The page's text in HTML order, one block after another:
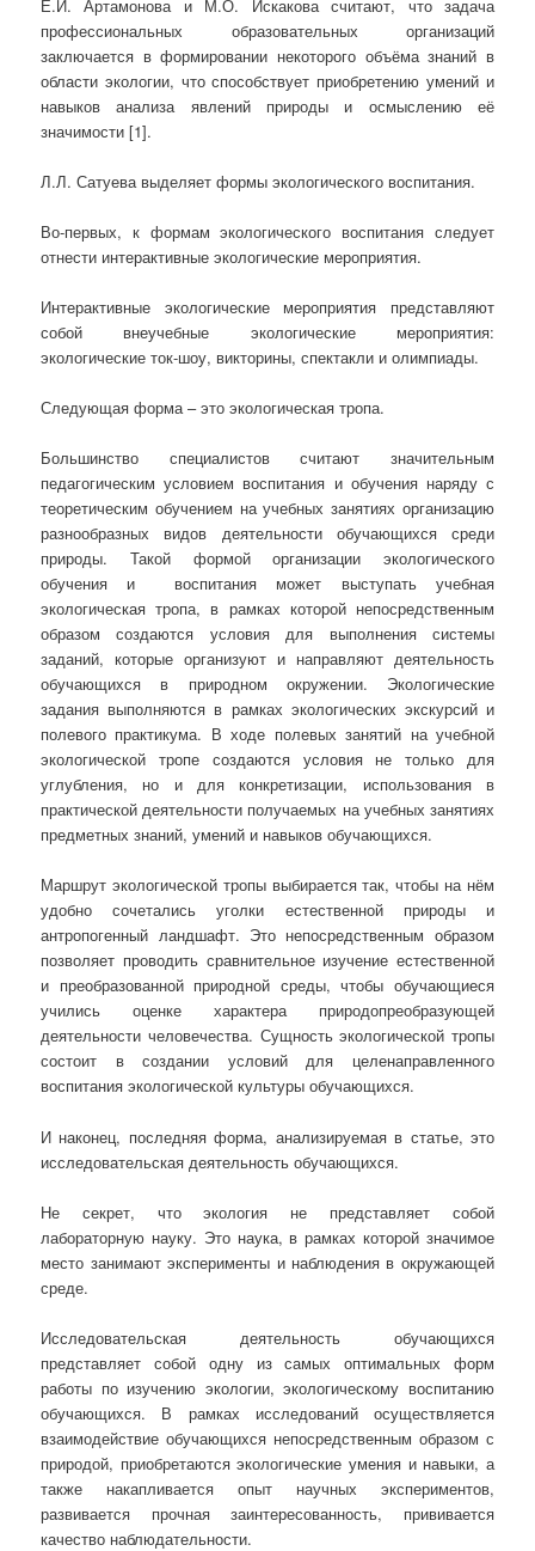
Е.И. Артамонова и М.О. Искакова считают, что задача
профессиональных образовательных организаций
заключается в формировании некоторого объёма знаний в
области экологии, что способствует приобретению умений и
навыков анализа явлений природы и осмыслению её
значимости [1].
Л.Л. Сатуева выделяет формы экологического воспитания.
Во-первых, к формам экологического воспитания следует
отнести интерактивные экологические мероприятия.
Интерактивные экологические мероприятия представляют
собой внеучебные экологические мероприятия:
экологические ток-шоу, викторины, спектакли и олимпиады.
Следующая форма – это экологическая тропа.
Большинство специалистов считают значительным
педагогическим условием воспитания и обучения наряду с
теоретическим обучением на учебных занятиях организацию
разнообразных видов деятельности обучающихся среди
природы. Такой формой организации экологического
обучения и воспитания может выступать учебная
экологическая тропа, в рамках которой непосредственным
образом создаются условия для выполнения системы
заданий, которые организуют и направляют деятельность
обучающихся в природном окружении. Экологические
задания выполняются в рамках экологических экскурсий и
полевого практикума. В ходе полевых занятий на учебной
экологической тропе создаются условия не только для
углубления, но и для конкретизации, использования в
практической деятельности получаемых на учебных занятиях
предметных знаний, умений и навыков обучающихся.
Маршрут экологической тропы выбирается так, чтобы на нём
удобно сочетались уголки естественной природы и
антропогенный ландшафт. Это непосредственным образом
позволяет проводить сравнительное изучение естественной
и преобразованной природной среды, чтобы обучающиеся
учились оценке характера природопреобразующей
деятельности человечества. Сущность экологической тропы
состоит в создании условий для целенаправленного
воспитания экологической культуры обучающихся.
И наконец, последняя форма, анализируемая в статье, это
исследовательская деятельность обучающихся.
Не секрет, что экология не представляет собой
лабораторную науку. Это наука, в рамках которой значимое
место занимают эксперименты и наблюдения в окружающей
среде.
Исследовательская деятельность обучающихся
представляет собой одну из самых оптимальных форм
работы по изучению экологии, экологическому воспитанию
обучающихся. В рамках исследований осуществляется
взаимодействие обучающихся непосредственным образом с
природой, приобретаются экологические умения и навыки, а
также накапливается опыт научных экспериментов,
развивается прочная заинтересованность, прививается
качество наблюдательности.